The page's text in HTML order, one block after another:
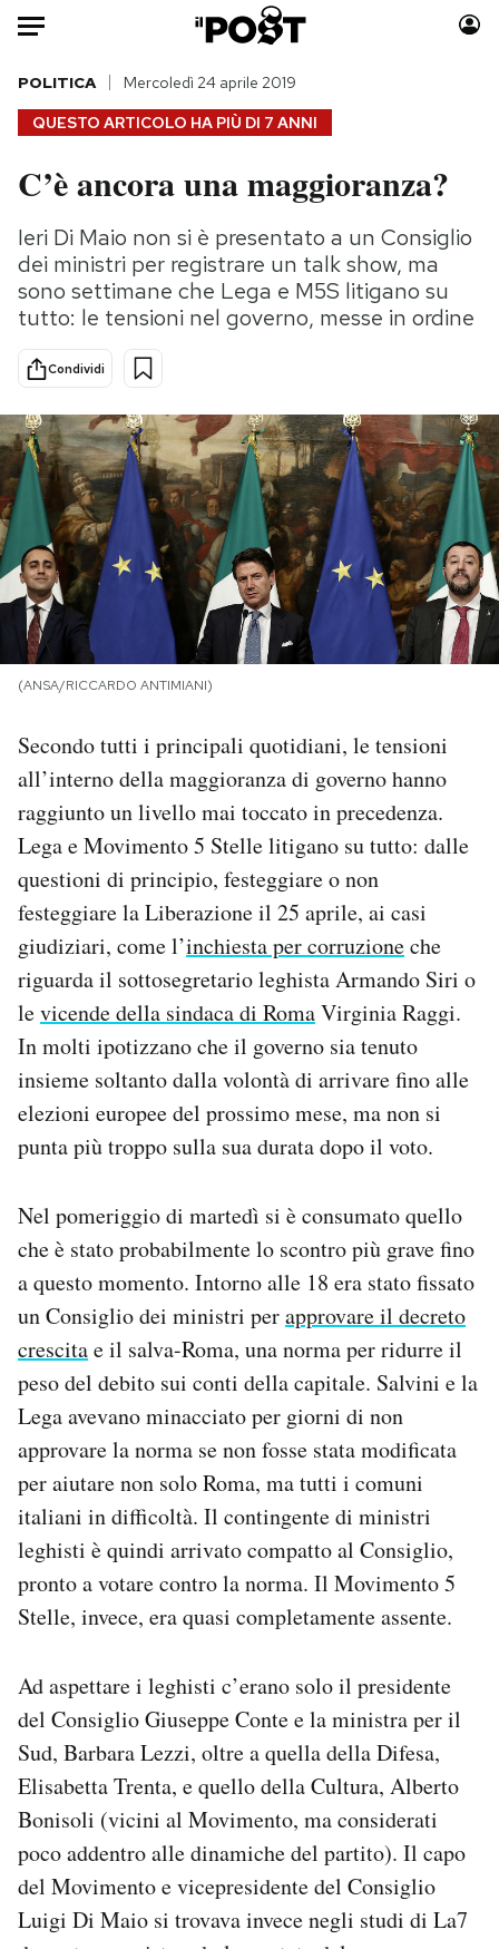
Auto
HOME
Italia
Politica
Tecnologia
Internet
Scienza
Cultura
Economia
Sport
Moda
Consumismi
Storie/Idee
Ok Boomer!
Altrecose
Mondiali calcio 2026
PODCAST
NEWSLETTER
I MIEI PREFERITI
CALENDARIO
AREA PERSONALE
Area Personale
Newsletter
Notifiche mobile
Regala il Post
Hai bisogno di aiuto?
Esci
QUESTO ARTICOLO HA PIÙ DI 7 ANNI
POLITICA Mercoledì 24 aprile 2019
C’è ancora una maggioranza?
Ieri Di Maio non si è presentato a un Consiglio
dei ministri per registrare un talk show, ma
sono settimane che Lega e M5S litigano su
tutto: le tensioni nel governo, messe in ordine
Condividi
(ANSA/RICCARDO ANTIMIANI)
Secondo tutti i principali quotidiani, le tensioni
all’interno della maggioranza di governo hanno
raggiunto un livello mai toccato in precedenza.
Lega e Movimento 5 Stelle litigano su tutto: dalle
questioni di principio, festeggiare o non
festeggiare la Liberazione il 25 aprile, ai casi
giudiziari, come l’inchiesta per corruzioneche
riguarda il sottosegretario leghista Armando Siri o
levicende della sindaca di RomaVirginia Raggi.
In molti ipotizzano che il governo sia tenuto
insieme soltanto dalla volontà di arrivare fino alle
elezioni europee del prossimo mese, ma non si
punta più troppo sulla sua durata dopo il voto.
Nel pomeriggio di martedì si è consumato quello
che è stato probabilmente lo scontro più grave fino
a questo momento. Intorno alle 18 era stato fissato
un Consiglio dei ministri perapprovare il decreto
crescitae il salva-Roma, una norma per ridurre il
peso del debito sui conti della capitale. Salvini e la
Lega avevano minacciato per giorni di non
approvare la norma se non fosse stata modificata
per aiutare non solo Roma, ma tutti i comuni
italiani in difficoltà. Il contingente di ministri
leghisti è quindi arrivato compatto al Consiglio,
pronto a votare contro la norma. Il Movimento 5
Stelle, invece, era quasi completamente assente.
Ad aspettare i leghisti c’erano solo il presidente
del Consiglio Giuseppe Conte e la ministra per il
Sud, Barbara Lezzi, oltre a quella della Difesa,
Elisabetta Trenta, e quello della Cultura, Alberto
Bonisoli (vicini al Movimento, ma considerati
poco addentro alle dinamiche del partito). Il capo
del Movimento e vicepresidente del Consiglio
Luigi Di Maio si trovava invece negli studi di La7